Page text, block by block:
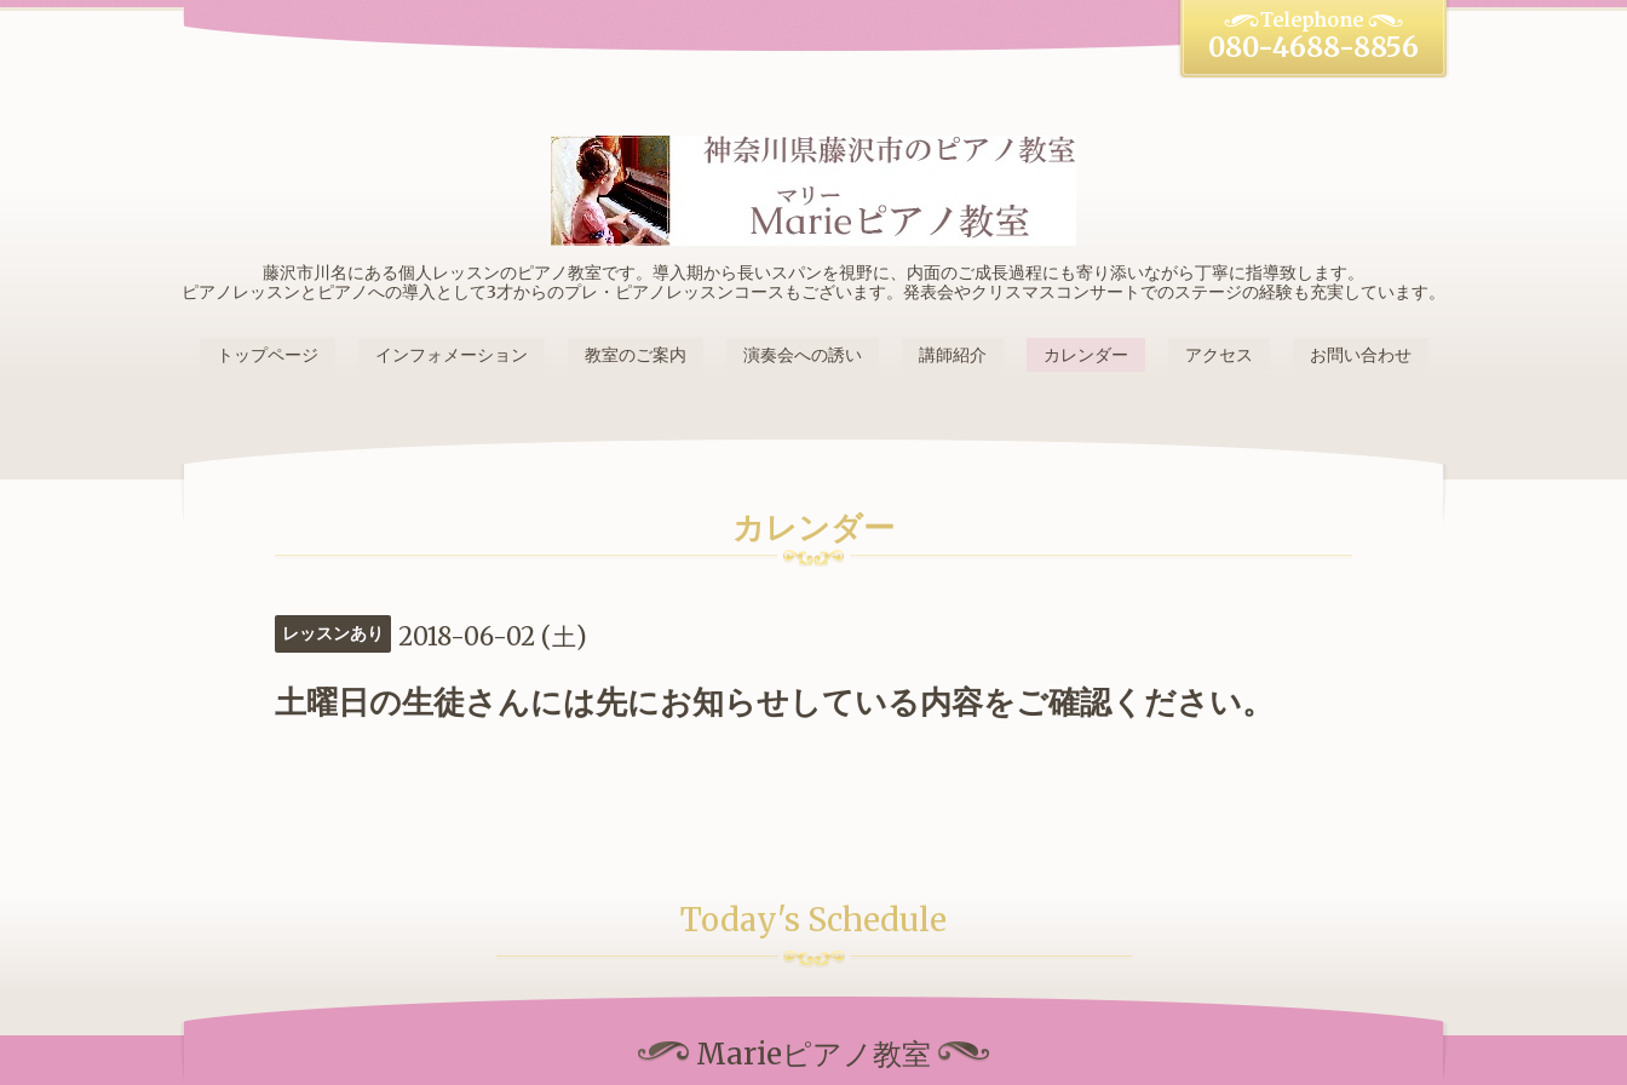
藤沢市川名にある個人レッスンのピアノ教室です。導入期から長いスパンを視野に、内面のご成長過程にも寄り添いながら丁寧に指導致します。
ピアノレッスンとピアノへの導入として3才からのプレ・ピアノレッスンコースもございます。発表会やクリスマスコンサートでのステージの経験も充実しています。
080-4688-8856
トップページ インフォメーション 教室のご案内 演奏会への誘い 講師紹介 カレンダー アクセス お問い合わせ
カレンダー
レッスンあり 2018-06-02 (土)
土曜日の生徒さんには先にお知らせしている内容をご確認ください。
Today's Schedule
Marieピアノ教室